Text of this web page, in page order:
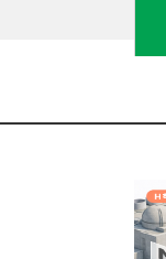
&
O
T
R